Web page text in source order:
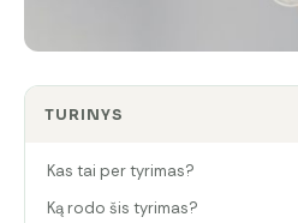
TURINYS
Kas tai per tyrimas?
Ką rodo šis tyrimas?